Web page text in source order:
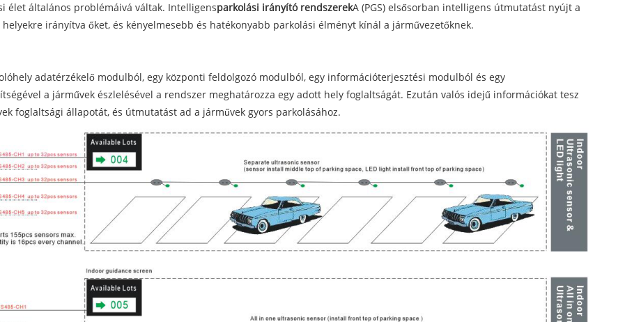
élet általános problémáivá váltak. Intelligensparkolási irányító rendszerekA (PGS) elsősorban intelligens útmutatást nyújt a
irányítva őket, és kényelmesebb és hatékonyabb parkolási élményt kínál a járművezetőknek.
adatérzékelő modulból, egy központi feldolgozó modulból, egy információterjesztési modulból és egy
a járművek észlelésével a rendszer meghatározza egy adott hely foglaltságát. Ezután valós idejű információkat tesz
foglaltsági állapotát, és útmutatást ad a járművek gyors parkolásához.